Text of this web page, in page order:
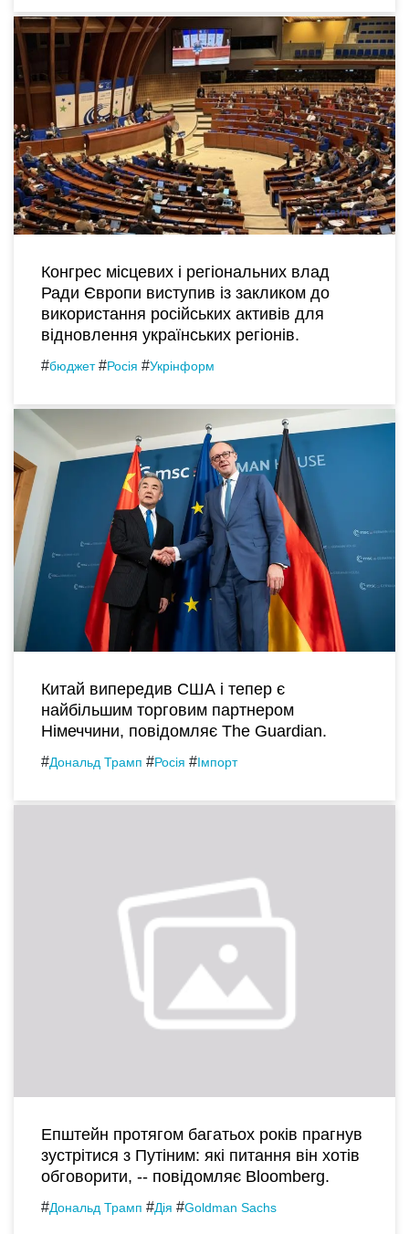
Конгрес місцевих і регіональних влад
Ради Європи виступив із закликом до
використання російських активів для
відновлення українських регіонів.
#бюджет#Росія #Укрінформ
Китай випередив США і тепер є
найбільшим торговим партнером
Німеччини, повідомляє The Guardian.
#Дональд Трамп #Росія #Імпорт
Епштейн протягом багатьох років прагнув
зустрітися з Путіним: які питання він хотів
обговорити, -- повідомляє Bloomberg.
#Дональд Трамп #Дія #Goldman Sachs